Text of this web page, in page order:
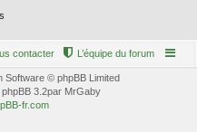
L’équipe du forum
contacter
Software © phpBB Limited
3.2par MrGaby
fr.com